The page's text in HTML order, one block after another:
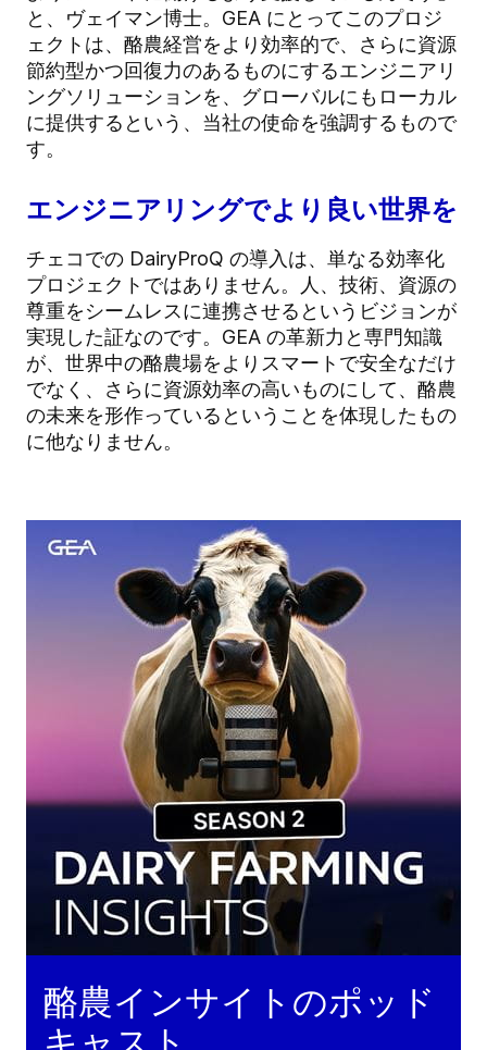
と、ヴェイマン博士。GEA にとってこのプロジ
ェクトは、酪農経営をより効率的で、さらに資源
節約型かつ回復力のあるものにするエンジニアリ
ングソリューションを、グローバルにもローカル
に提供するという、当社の使命を強調するもので
す。
エンジニアリングでより良い世界を
チェコでの DairyProQ の導入は、単なる効率化
プロジェクトではありません。人、技術、資源の
尊重をシームレスに連携させるというビジョンが
実現した証なのです。GEA の革新力と専門知識
が、世界中の酪農場をよりスマートで安全なだけ
でなく、さらに資源効率の高いものにして、酪農
の未来を形作っているということを体現したもの
に他なりません。
酪農インサイトのポッド